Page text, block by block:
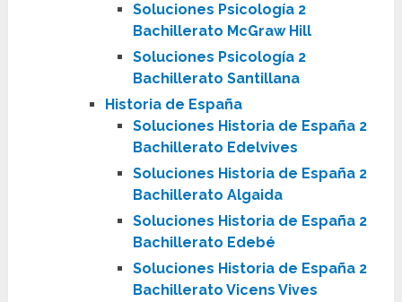
Soluciones Psicología 2
Bachillerato McGraw Hill
Soluciones Psicología 2
Bachillerato Santillana
Historia de España
Soluciones Historia de España 2
Bachillerato Edelvives
Soluciones Historia de España 2
Bachillerato Algaida
Soluciones Historia de España 2
Bachillerato Edebé
Soluciones Historia de España 2
Bachillerato Vicens Vives